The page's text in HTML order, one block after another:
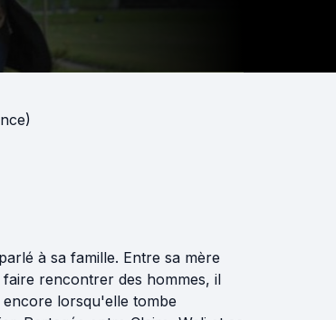
à sa famille. Entre sa mère
rencontrer des hommes, il
lorsqu'elle tombe